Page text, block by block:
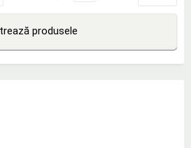
produsele